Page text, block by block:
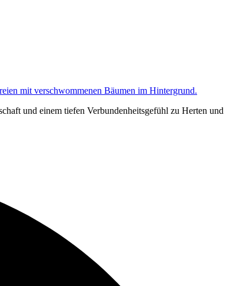
und einem tiefen Verbundenheitsgefühl zu Herten und